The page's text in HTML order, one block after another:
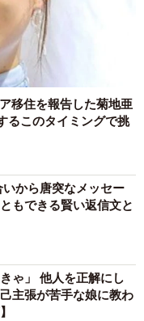
移住を報告した菊地亜
このタイミングで挑
いから唐突なメッセー
もできる賢い返信文と
ゃ」 他人を正解にし
主張が苦手な娘に教わ